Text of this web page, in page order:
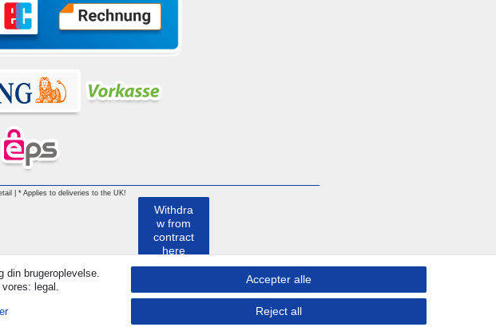
| * Applies to deliveries to the UK!
din brugeroplevelse.
legal.
Accepter alle
Reject all
Withdra
w from
contract
here